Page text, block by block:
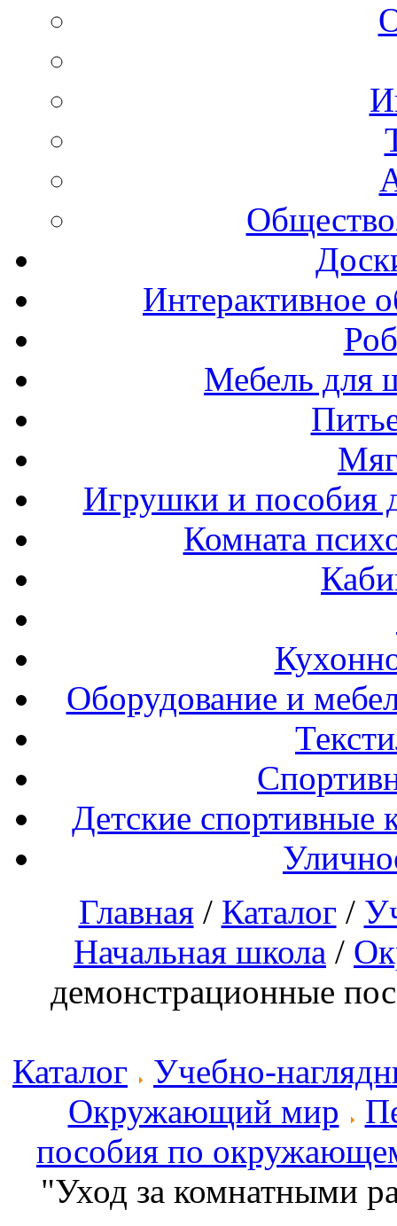
Интерактивное
Мебель для
Игрушки и пособия
Комната
Оборудование и
Детские спортивные
Главная/ Каталог /
Начальная школа /
демонстрационные
Каталог
Учебно-
Окружающий мир
пособия по
"Уход за комнатными